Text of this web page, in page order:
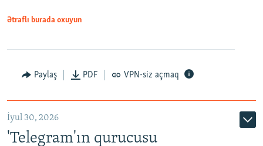
Ətraflı burada oxuyun
Paylaş PDF VPN-siz açmaq
İyul 30, 2026
'Telegram'ın qurucusu